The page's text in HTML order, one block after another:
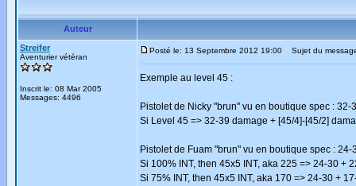
Auteur
Streifer
Aventurier vétéran
Inscrit le: 08 Mar 2005
Messages: 4496
Posté le: 13 Septembre 2012 19:00 Sujet du
Exemple au level 45 :
Pistolet de Nicky "brun" vu en boutique spec : 32-
Si Level 45 => 32-39 damage + [45/4]-[45/2]
Pistolet de Fuam "brun" vu en boutique spec :
Si 100% INT, then 45x5 INT, aka 225 => 24-30 +
Si 75% INT, then 45x5 INT, aka 170 => 24-30 +